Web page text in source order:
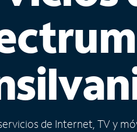
de Internet, TV y